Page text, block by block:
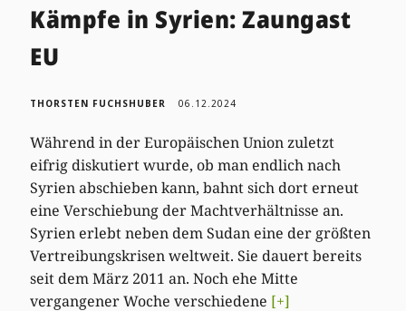
Kämpfe in Syrien: Zaungast
EU
THORSTEN FUCHSHUBER 06.12.2024
Während in der Europäischen Union zuletzt
eifrig diskutiert wurde, ob man endlich nach
Syrien abschieben kann, bahnt sich dort erneut
eine Verschiebung der Machtverhältnisse an.
Syrien erlebt neben dem Sudan eine der größten
Vertreibungskrisen weltweit. Sie dauert bereits
seit dem März 2011 an. Noch ehe Mitte
vergangener Woche verschiedene [+]